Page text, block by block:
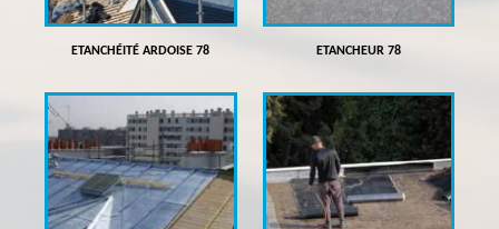
ETANCHÉITÉ ARDOISE 78 ETANCHEUR 78